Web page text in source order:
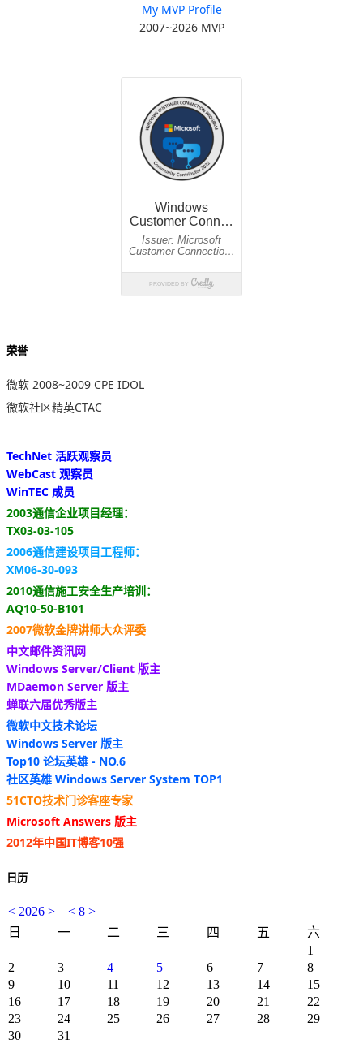
My MVP Profile
2007~2026 MVP
荣誉
微软 2008~2009 CPE IDOL
微软社区精英CTAC
TechNet 活跃观察员
WebCast 观察员
WinTEC 成员
2003通信企业项目经理：
TX03-03-105
2006通信建设项目工程师：
XM06-30-093
2010通信施工安全生产培训：
AQ10-50-B101
2007微软金牌讲师大众评委
中文邮件资讯网
Windows Server/Client 版主
MDaemon Server 版主
蝉联六届优秀版主
微软中文技术论坛
Windows Server 版主
Top10 论坛英雄 - NO.6
社区英雄 Windows Server System TOP1
51CTO技术门诊客座专家
Microsoft Answers 版主
2012年中国IT博客10强
日历
< 2026 > < 8 >
日
一 二 三 四 五
六
1
2
3 4 5 6 7
8
9
10 11 12 13 14
15
16
17 18 19 20 21
22
23
24 25 26 27 28
29
30
31